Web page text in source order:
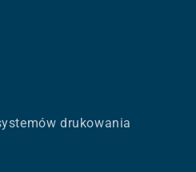
drukowania